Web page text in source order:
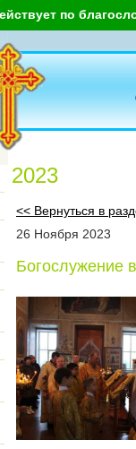
по
2023
<< Вернуться в
26 Ноября 2023
Богослужение